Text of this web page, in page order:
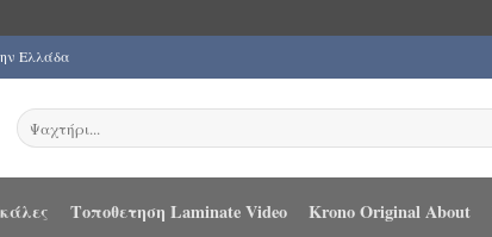
Ελλάδα
Αναζήτηση
για:
Τοποθετηση Laminate Video Krono Original About